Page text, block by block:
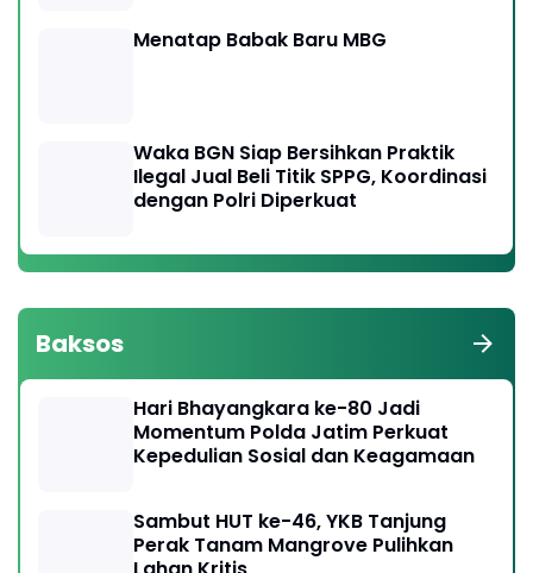
Menatap Babak Baru MBG
Waka BGN Siap Bersihkan Praktik
Ilegal Jual Beli Titik SPPG, Koordinasi
dengan Polri Diperkuat
Baksos
Hari Bhayangkara ke-80 Jadi
Momentum Polda Jatim Perkuat
Kepedulian Sosial dan Keagamaan
Sambut HUT ke-46, YKB Tanjung
Perak Tanam Mangrove Pulihkan